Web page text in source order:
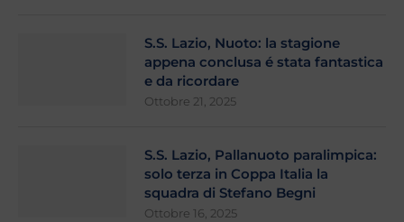
S.S. Lazio, Nuoto: la stagione
appena conclusa é stata fantastica
e da ricordare
Ottobre 21, 2025
S.S. Lazio, Pallanuoto paralimpica:
solo terza in Coppa Italia la
squadra di Stefano Begni
Ottobre 16, 2025